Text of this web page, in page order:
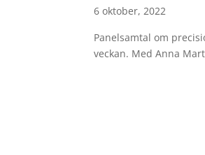
6 oktober, 2022
Panelsamtal om
veckan. Med Anna